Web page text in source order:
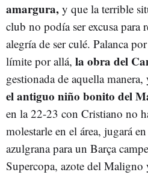
amargura, y que la terrible
club no podía ser excusa para
alegría de ser culé. Palanca
límite por allá, la obra del
gestionada de aquella
el antiguo niño bonito del
en la 22-23 con Cristiano no
molestarle en el área, jugará
azulgrana para un Barça
Supercopa, azote del